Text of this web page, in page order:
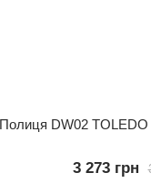
Полиця DW02 TOLEDO
3 273 грн